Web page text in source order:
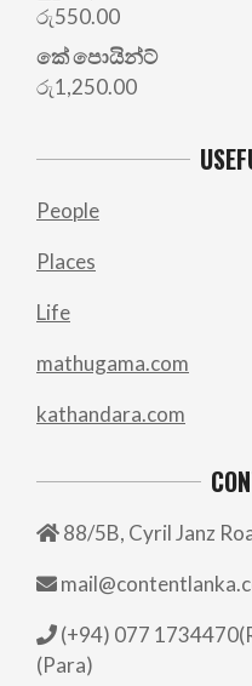
රු550.00
කේ පොයින්ට්
රු1,250.00
People
Places
Life
mathugama.com
kathandara.com
88/5B, Cyril Janz
(+94) 077
(Para)